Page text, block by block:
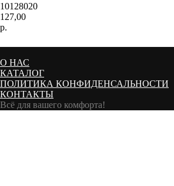
10128020
127,00
р.
О НАС
КАТАЛОГ
ПОЛИТИКА КОНФИДЕНСАЛЬНОСТИ
КОНТАКТЫ
Всё для вашего комфорта!